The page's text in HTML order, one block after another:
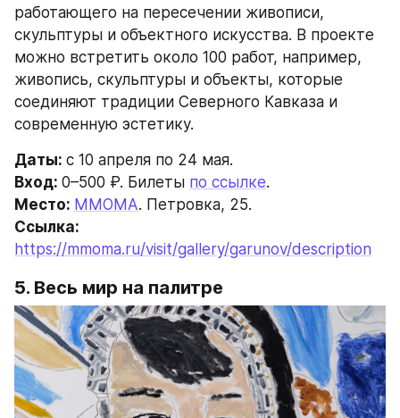
работающего на пересечении живописи,
скульптуры и объектного искусства. В проекте
можно встретить около 100 работ, например,
живопись, скульптуры и объекты, которые
соединяют традиции Северного Кавказа и
современную эстетику.
Даты: c 10 апреля по 24 мая.
Вход: 0–500 ₽. Билеты по ссылке.
Место: ММОМА. Петровка, 25.
https://mmoma.ru/visit/gallery/garunov/description
5. Весь мир на палитре